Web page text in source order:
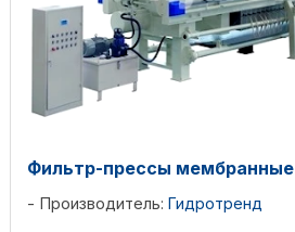
Фильтр-прессы мембранные
Производитель: Гидротренд